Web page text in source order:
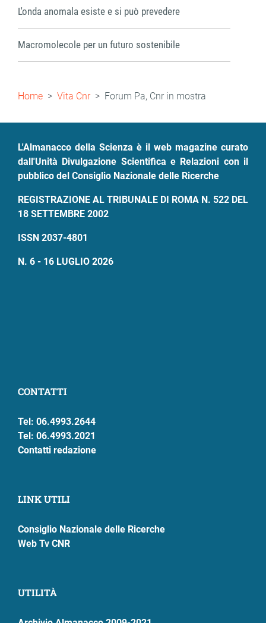
L'onda anomala esiste e si può prevedere
Macromolecole per un futuro sostenibile
Briciole
Home Vita Cnr Forum Pa, Cnr in mostra
L'Almanacco della Scienza è il web magazine curato
dall'Unità Divulgazione Scientifica e Relazioni con il
pubblico del Consiglio Nazionale delle Ricerche
REGISTRAZIONE AL TRIBUNALE DI ROMA N. 522 DEL
18 SETTEMBRE 2002
ISSN 2037-4801
N. 6 - 16 LUGLIO 2026
CONTATTI
Tel: 06.4993.2644
Tel: 06.4993.2021
Contatti redazione
LINK UTILI
Consiglio Nazionale delle Ricerche
Web Tv CNR
UTILITÀ